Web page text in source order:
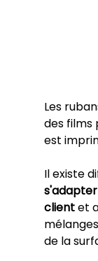
Les
des films
est
Il existe
s'adapter
client et
de la